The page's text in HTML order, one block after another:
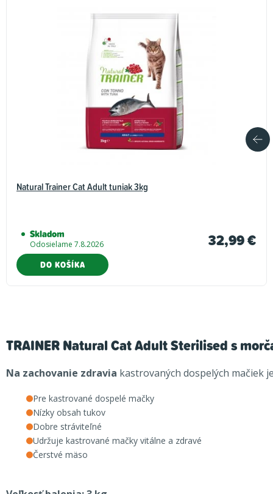
Natural Trainer Cat Adult tuniak 3kg
Skladom
Odosielame 7.8.2026 32,99 €
DO KOŠÍKA
TRAINER Natural Cat Adult Sterilised s
Na zachovanie zdravia kastrovaných dospelých mačiek
Pre kastrované dospelé mačky
Nízky obsah tukov
Dobre stráviteľné
Udržuje kastrované mačky vitálne a zdravé
Čerstvé mäso